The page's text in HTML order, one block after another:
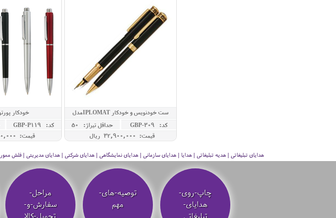
ست خودنویس و خودکار IPLOMATمدل
کد: GBP-309
حداقل تيراژ: 50
قیمت: 32,900,000 ريال
خودکار
کد: GBP-P119
قیمت: 350,000 ريال
هدایای تبلیغاتی | هدیه تبلیغاتی | هدایا | هدایای سازمانی | هدایای نمایشگاهی | هدایای شرکتی | هدایای مدیریتی |
چاپ-روی-
هدایای-
توصیه‌-های-
مهم
مراحل-
سفارش-و-